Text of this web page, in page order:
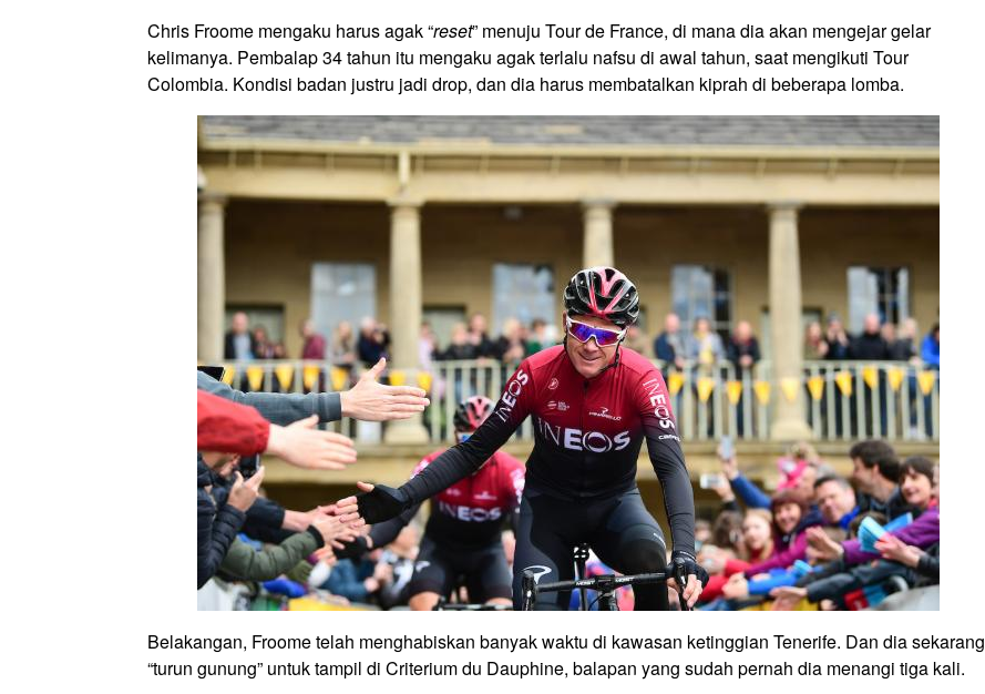
Chris Froome mengaku harus agak “reset” menuju Tour de France, di mana dia akan mengejar gelar
kelimanya. Pembalap 34 tahun itu mengaku agak terlalu nafsu di awal tahun, saat mengikuti Tour
Colombia. Kondisi badan justru jadi drop, dan dia harus membatalkan kiprah di beberapa lomba.
Belakangan, Froome telah menghabiskan banyak waktu di kawasan ketinggian Tenerife. Dan dia sekarang
“turun gunung” untuk tampil di Criterium du Dauphine, balapan yang sudah pernah dia menangi tiga kali.